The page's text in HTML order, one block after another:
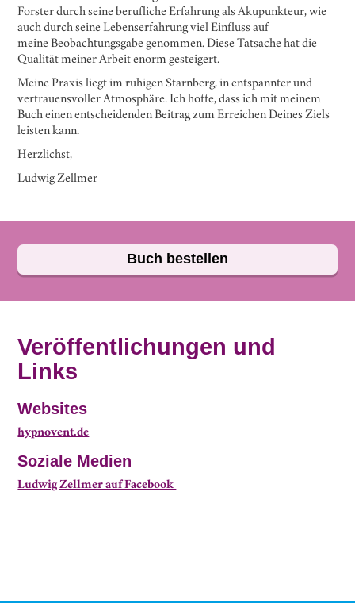
Forster durch seine berufliche Erfahrung als Akupunkteur, wie
auch durch seine Lebenserfahrung viel Einfluss auf
meine Beobachtungsgabe genommen. Diese Tatsache hat die
Qualität meiner Arbeit enorm gesteigert.
Meine Praxis liegt im ruhigen Starnberg, in entspannter und
vertrauensvoller Atmosphäre. Ich hoffe, dass ich mit meinem
Buch einen entscheidenden Beitrag zum Erreichen Deines Ziels
leisten kann.
Herzlichst,
Ludwig Zellmer
Buch bestellen
Veröffentlichungen und
Links
Websites
hypnovent.de
Soziale Medien
Ludwig Zellmer auf Facebook